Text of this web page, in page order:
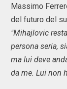
Massimo
del futuro del
"Mihajlovic
persona seria,
ma lui deve
da me. Lui non